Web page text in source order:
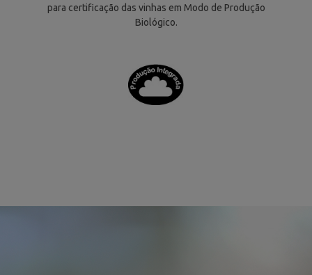
para certificação das vinhas em Modo de Produção
Biológico.